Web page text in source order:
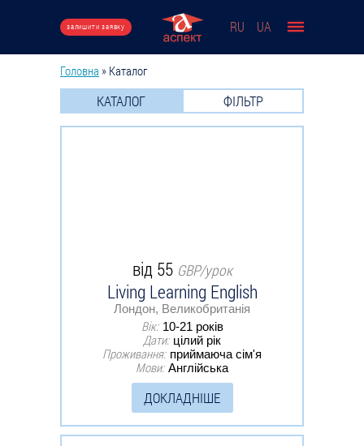
залишити заявку RU UA
Ви є тут
Головна » Каталог
КАТАЛОГ ФІЛЬТР
від 55 GBP/урок
Living Learning English
Лондон, Великобританія
Вік: 10-21 років
Дати: цілий рік
Проживання: приймаюча сім'я
Мови: Англійська
ДОКЛАДНІШЕ